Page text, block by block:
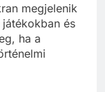
megjelenik
és
ha a